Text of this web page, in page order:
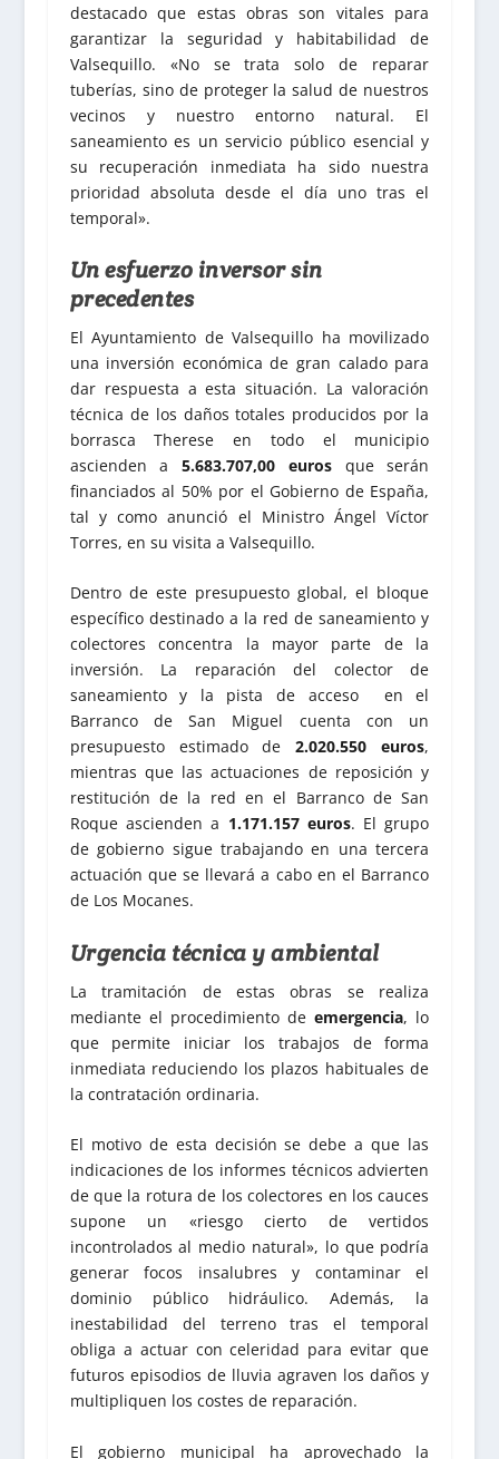
destacado que estas obras son vitales para
garantizar la seguridad y habitabilidad de
Valsequillo. «No se trata solo de reparar
tuberías, sino de proteger la salud de nuestros
vecinos y nuestro entorno natural. El
saneamiento es un servicio público esencial y
su recuperación inmediata ha sido nuestra
prioridad absoluta desde el día uno tras el
temporal».
Un esfuerzo inversor sin
precedentes
El Ayuntamiento de Valsequillo ha movilizado
una inversión económica de gran calado para
dar respuesta a esta situación. La valoración
técnica de los daños totales producidos por la
borrasca Therese en todo el municipio
ascienden a5.683.707,00 eurosque serán
financiados al 50% por el Gobierno de España,
tal y como anunció el Ministro Ángel Víctor
Torres, en su visita a Valsequillo.
Dentro de este presupuesto global, el bloque
específico destinado a la red de saneamiento y
colectores concentra la mayor parte de la
inversión. La reparación del colector de
saneamiento y la pista de acceso en el
Barranco de San Miguel cuenta con un
presupuesto estimado de2.020.550 euros,
mientras que las actuaciones de reposición y
restitución de la red en el Barranco de San
Roque ascienden a 1.171.157 euros. El grupo
de gobierno sigue trabajando en una tercera
actuación que se llevará a cabo en el Barranco
de Los Mocanes.
Urgencia técnica y ambiental
La tramitación de estas obras se realiza
mediante el procedimiento deemergencia, lo
que permite iniciar los trabajos de forma
inmediata reduciendo los plazos habituales de
la contratación ordinaria.
El motivo de esta decisión se debe a que las
indicaciones de los informes técnicos advierten
de que la rotura de los colectores en los cauces
supone un «riesgo cierto de vertidos
incontrolados al medio natural», lo que podría
generar focos insalubres y contaminar el
dominio público hidráulico. Además, la
inestabilidad del terreno tras el temporal
obliga a actuar con celeridad para evitar que
futuros episodios de lluvia agraven los daños y
multipliquen los costes de reparación.
El gobierno municipal ha aprovechado la